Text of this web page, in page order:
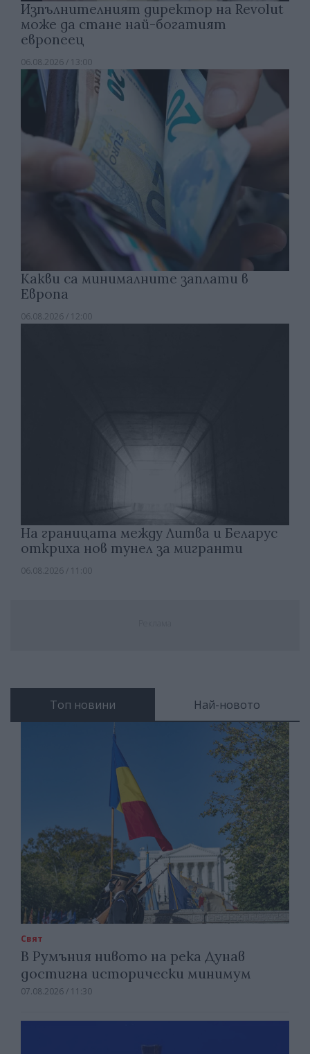
Изпълнителният директор на Revolut
може да стане най-богатият
европеец
06.08.2026 / 13:00
Какви са минималните заплати в
Европа
06.08.2026 / 12:00
На границата между Литва и Беларус
откриха нов тунел за мигранти
06.08.2026 / 11:00
Топ новини Най-новото
Свят
В Румъния нивото на река Дунав
достигна исторически минимум
07.08.2026 / 11:30